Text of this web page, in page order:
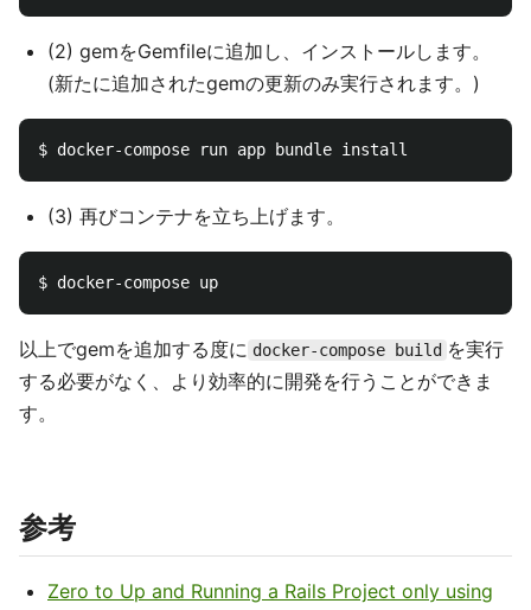
(2) gemをGemfileに追加し、インストールします。
(新たに追加されたgemの更新のみ実行されます。)
(3) 再びコンテナを立ち上げます。
以上でgemを追加する度に docker-compose build を実行
する必要がなく、より効率的に開発を行うことができま
す。
参考
Zero to Up and Running a Rails Project only using